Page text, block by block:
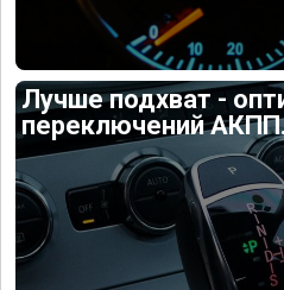
Лучше подхват -
переключений